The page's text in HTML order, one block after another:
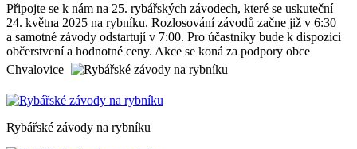
Připojte se k nám na 25. rybářských závodech, které se uskuteční
24. května 2025 na rybníku. Rozlosování závodů začne již v 6:30
a samotné závody odstartují v 7:00. Pro účastníky bude k dispozici
občerstvení a hodnotné ceny. Akce se koná za podpory obce
Chvalovice
Rybářské závody na rybníku